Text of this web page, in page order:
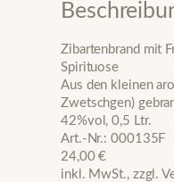
Zibartenbrand mit
Spirituose
Aus den kleinen
Zwetschgen)
42%vol, 0,5 Ltr.
Art.-Nr.: 000135F
24,00 €
inkl. MwSt., zzgl.